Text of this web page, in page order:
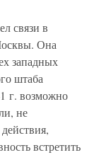
связи в
Она
западных
штаба
г. возможно
не
встретить